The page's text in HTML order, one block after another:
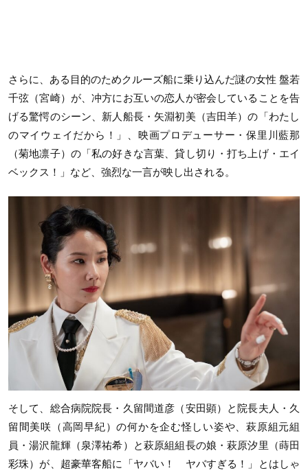
さらに、ある目的のためクルーズ船に乗り込んだ謎の女性 盤若
千弦（宮崎）が、冲方にお互いの恋人が密会していることを告
げる驚愕のシーン、新人船長・矢淵初美（吉田羊）の「わたし
のマイウェイだから！」、映画プロデューサー・保里川藍那
（菊地凛子）の「私の好きな言葉、貸し切り・打ち上げ・エイ
ベックス！」など、強烈な一言が映し出される。
そして、総合病院院長・久留間道彦（安田顕）と院長夫人・久
留間美咲（高岡早紀）の何かを企む怪しい姿や、萩原組元組
員・湯沢龍輝（泉澤祐希）と萩原組組長の娘・萩原汐里（蒔田
彩珠）が、超豪華客船に「ヤバい！ ヤバすぎる！」とはしゃ